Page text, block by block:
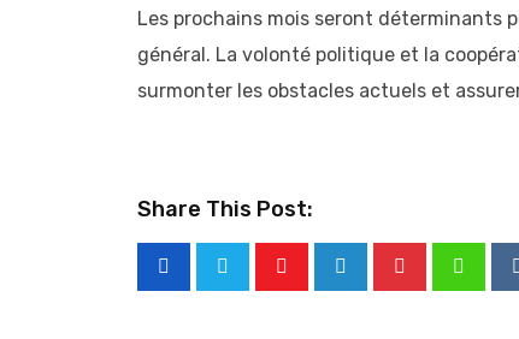
Les prochains mois seront déterminants
général. La volonté politique et la
surmonter les obstacles actuels et
Share This Post: